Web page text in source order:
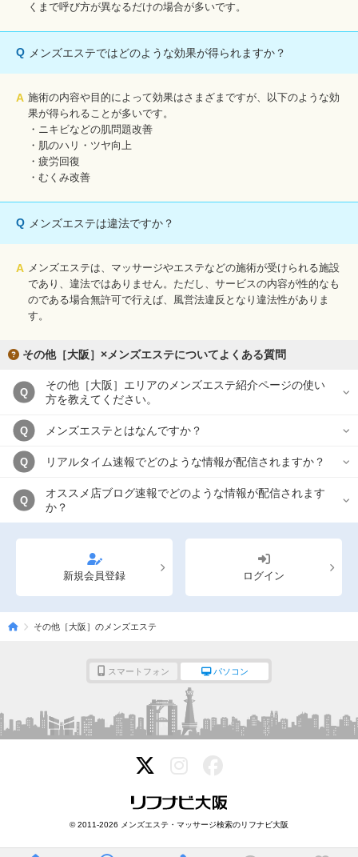
くまで呼び方が異なるだけの場合が多いです。
Q メンズエステではどのような効果が得られますか？
A 施術の内容や目的によって効果はさまざまですが、以下のような効
果が得られることが多いです。
・ニキビなどの肌問題改善
・肌のハリ・ツヤ向上
・疲労回復
・むくみ改善
Q メンズエステは違法ですか？
A メンズエステは、マッサージやエステなどの施術が受けられる施設
であり、違法ではありません。ただし、サービスの内容が性的なも
のである場合無許可で行えば、風営法違反となり違法性がありま
す。
その他［大阪］×メンズエステについてよくある質問
Q
その他［大阪］エリアのメンズエステ紹介ページの使い
方を教えてください。
Q メンズエステとはなんですか？
Q リアルタイム速報でどのような情報が配信されますか？
Q
オススメ店ブログ速報でどのような情報が配信されます
か？
新規会員登録 ログイン
その他［大阪］のメンズエステ
スマートフォン パソコン
© 2011-2026 メンズエステ・マッサージ検索のリフナビ大阪